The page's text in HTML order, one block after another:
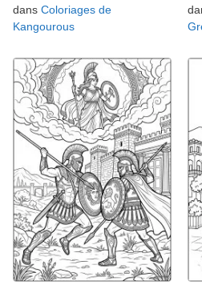
dans Coloriages de
Kangourous